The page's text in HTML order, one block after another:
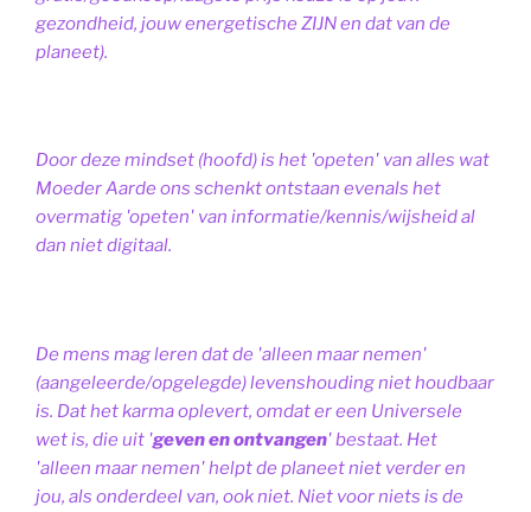
gezondheid, jouw energetische ZIJN en dat van de
planeet).
Door deze mindset (hoofd) is het 'opeten' van alles wat
Moeder Aarde ons schenkt ontstaan evenals het
overmatig 'opeten' van informatie/kennis/wijsheid al
dan niet digitaal.
De mens mag leren dat de 'alleen maar nemen'
(aangeleerde/opgelegde) levenshouding niet houdbaar
is. Dat het karma oplevert, omdat er een Universele
wet is, die uit 'geven en ontvangen' bestaat. Het
'alleen maar nemen' helpt de planeet niet verder en
jou, als onderdeel van, ook niet. Niet voor niets is de